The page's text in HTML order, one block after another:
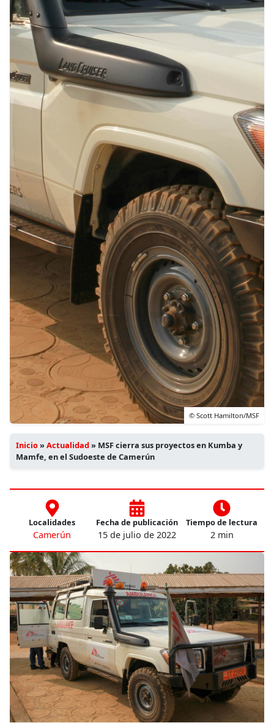
© Scott Hamilton/MSF
Inicio»Actualidad» MSF cierra sus proyectos en Kumba y
Mamfe, en el Sudoeste de Camerún
Localidades
Camerún
Fecha de publicación
15 de julio de 2022
Tiempo de lectura
2 min